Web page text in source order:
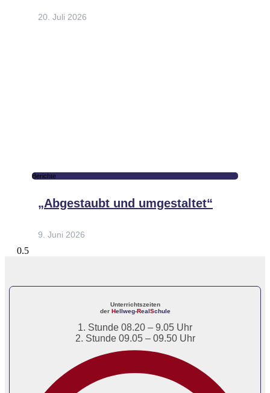
20. Juli 2026
Berichte
„Abgestaubt und umgestaltet“
9. Juni 2026
Unterrichtszeiten
der Hellweg-RealSchule
1. Stunde 08.20 – 9.05 Uhr
2. Stunde 09.05 – 09.50 Uhr